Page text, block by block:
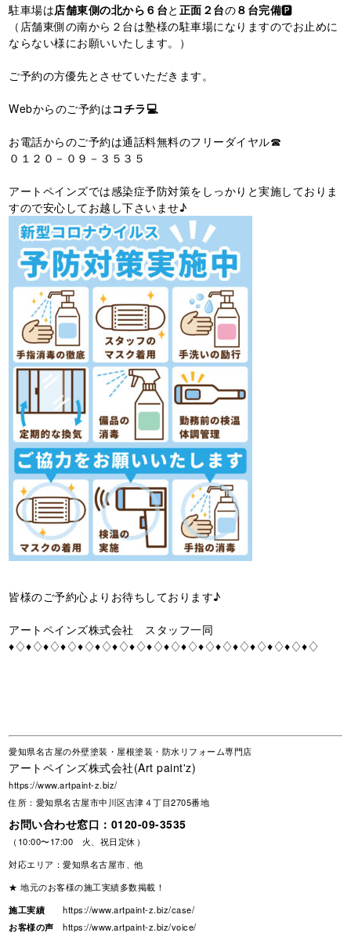
駐車場は店舗東側の北から６台と 正面２台の８台完備🅿️
（店舗東側の南から２台は塾様の駐車場になりますのでお止めに
ならない様にお願いいたします。）
ご予約の方優先とさせていただきます。
Webからのご予約はコチラ💻
お電話からのご予約は通話料無料のフリーダイヤル☎
０１２０－０９－３５３５
アートペインズでは感染症予防対策をしっかりと実施しておりま
すので安心してお越し下さいませ♪
皆様のご予約心よりお待ちしております♪
アートペインズ株式会社 スタッフ一同
♦♢♦♢♦♢♦♢♦♢♦♢♦♢♦♢♦♢♦♢♦♢♦♢♦♢♦♢♦♢♦♢♦♢♦♢
愛知県名古屋の外壁塗装・屋根塗装・防水リフォーム専門店
アートペインズ株式会社(Art paint'z)
https://www.artpaint-z.biz/
住所：愛知県名古屋市中川区吉津４丁目2705番地
お問い合わせ窓口： 0120-09-3535
（10:00〜17:00 火、祝日定休）
対応エリア：愛知県名古屋市、他
★ 地元のお客様の施工実績多数掲載！
施工実績
https://www.artpaint-z.biz/case/
お客様の声
https://www.artpaint-z.biz/voice/